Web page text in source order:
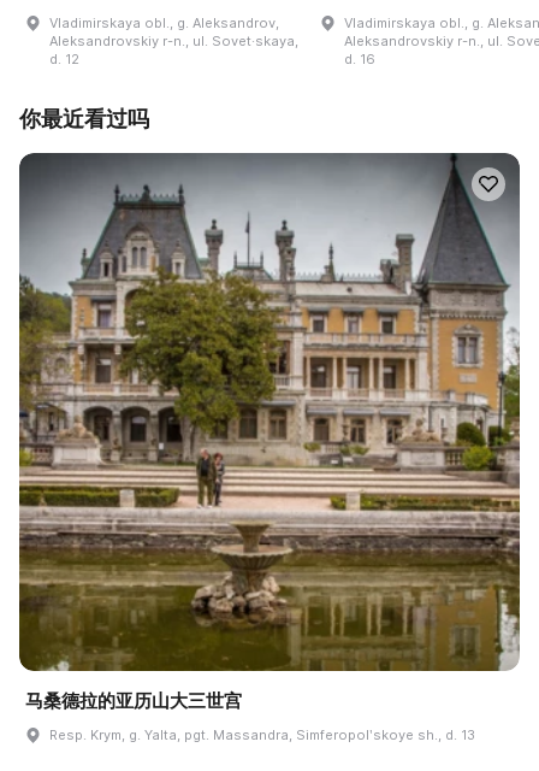
Vladimirskaya obl., g. Aleksandrov,
Aleksandrovskiy r-n., ul. Sovet·skaya,
d. 12
Vladimirskaya obl., g.
Aleksandrovskiy r-n., ul.
d. 16
你最近看过吗
马桑德拉的亚历山大三世宫
Resp. Krym, g. Yalta, pgt. Massandra, Simferopolʹskoye sh., d. 13